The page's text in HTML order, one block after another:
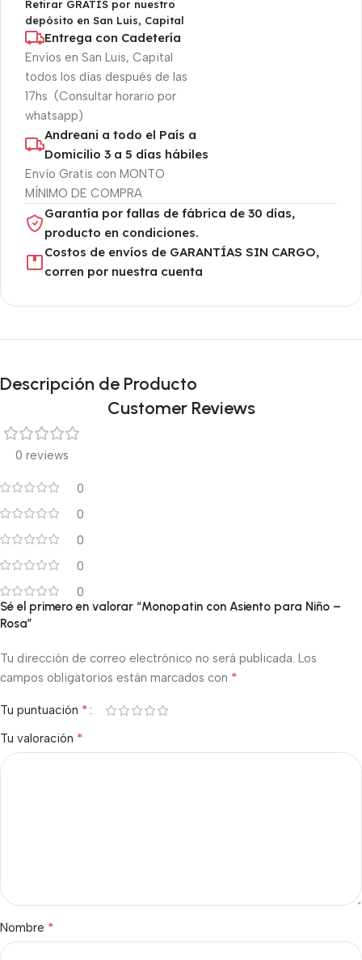
Retirar GRATIS por nuestro
depósito en San Luis, Capital
Entrega con Cadetería
Envíos en San Luis, Capital
todos los días después de las
17hs (Consultar horario por
whatsapp)
Andreani a todo el País a
Domicilio 3 a 5 días hábiles
Envío Gratis con MONTO
MÍNIMO DE COMPRA
Garantía por fallas de fábrica de 30 días,
producto en condiciones.
Costos de envíos de GARANTÍAS SIN CARGO,
corren por nuestra cuenta
Descripción de Producto
Customer Reviews
0 reviews
0
0
0
0
0
Sé el primero en valorar “Monopatin con Asiento para Niño –
Rosa”
Tu dirección de correo electrónico no será publicada. Los
campos obligatorios están marcados con *
Tu puntuación *
Tu valoración *
Nombre *